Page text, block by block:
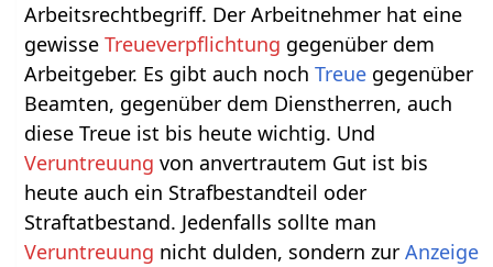
Arbeitsrechtbegriff. Der Arbeitnehmer hat eine
gewisseTreueverpflichtung gegenüber dem
Arbeitgeber. Es gibt auch nochTreue gegenüber
Beamten, gegenüber dem Dienstherren, auch
diese Treue ist bis heute wichtig. Und
Veruntreuung von anvertrautem Gut ist bis
heute auch ein Strafbestandteil oder
Straftatbestand. Jedenfalls sollte man
Veruntreuung nicht dulden, sondern zurAnzeige